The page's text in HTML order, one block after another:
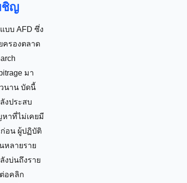
ชิญ
บบ AFD ซึ่ง
ครองตลาด
มา
นาน บัดนี้
งประสบ
าที่ไม่เคยมี
อน ผู้ปฏิบัติ
หลายราย
งบ่นถึงราย
อคลิก